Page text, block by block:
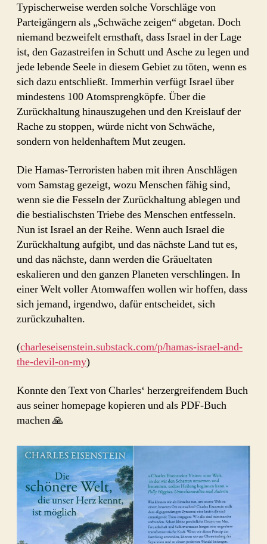
Typischerweise werden solche Vorschläge von
Parteigängern als „Schwäche zeigen“ abgetan. Doch
niemand bezweifelt ernsthaft, dass Israel in der Lage
ist, den Gazastreifen in Schutt und Asche zu legen und
jede lebende Seele in diesem Gebiet zu töten, wenn es
sich dazu entschließt. Immerhin verfügt Israel über
mindestens 100 Atomsprengköpfe. Über die
Zurückhaltung hinauszugehen und den Kreislauf der
Rache zu stoppen, würde nicht von Schwäche,
sondern von heldenhaftem Mut zeugen.
Die Hamas-Terroristen haben mit ihren Anschlägen
vom Samstag gezeigt, wozu Menschen fähig sind,
wenn sie die Fesseln der Zurückhaltung ablegen und
die bestialischsten Triebe des Menschen entfesseln.
Nun ist Israel an der Reihe. Wenn auch Israel die
Zurückhaltung aufgibt, und das nächste Land tut es,
und das nächste, dann werden die Gräueltaten
eskalieren und den ganzen Planeten verschlingen. In
einer Welt voller Atomwaffen wollen wir hoffen, dass
sich jemand, irgendwo, dafür entscheidet, sich
zurückzuhalten.
(charleseisenstein.substack.com/p/hamas-israel-and-
the-devil-on-my)
Konnte den Text von Charles‘ herzergreifendem Buch
aus seiner homepage kopieren und als PDF-Buch
machen 🙏